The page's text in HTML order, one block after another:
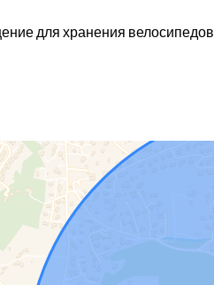
для хранения велосипедов